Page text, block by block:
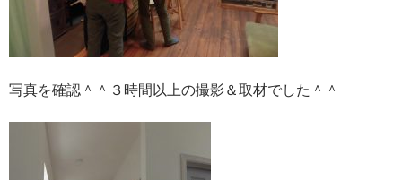
写真を確認＾＾３時間以上の撮影＆取材でした＾＾